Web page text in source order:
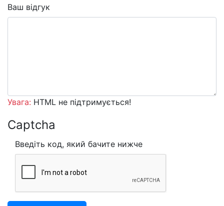
Ваш відгук
Увага: HTML не підтримується!
Captcha
Введіть код, який бачите нижче